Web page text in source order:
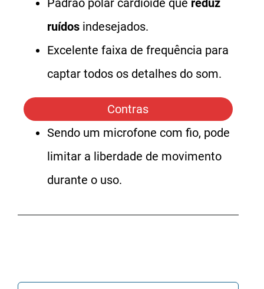
Padrão polar cardióide que reduz
ruídos indesejados.
Excelente faixa de frequência para
captar todos os detalhes do som.
Contras
Sendo um microfone com fio, pode
limitar a liberdade de movimento
durante o uso.